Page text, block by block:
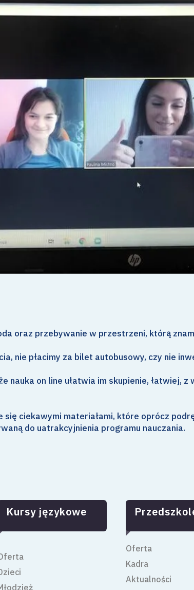
oraz przebywanie w przestrzeni, którą
nie płacimy za bilet autobusowy, czy nie
nauka on line ułatwia im skupienie, łatwiej,
się ciekawymi materiałami, które oprócz
do uatrakcyjnienia programu nauczania.
Kursy językowe
Oferta
Kadra
Aktualności